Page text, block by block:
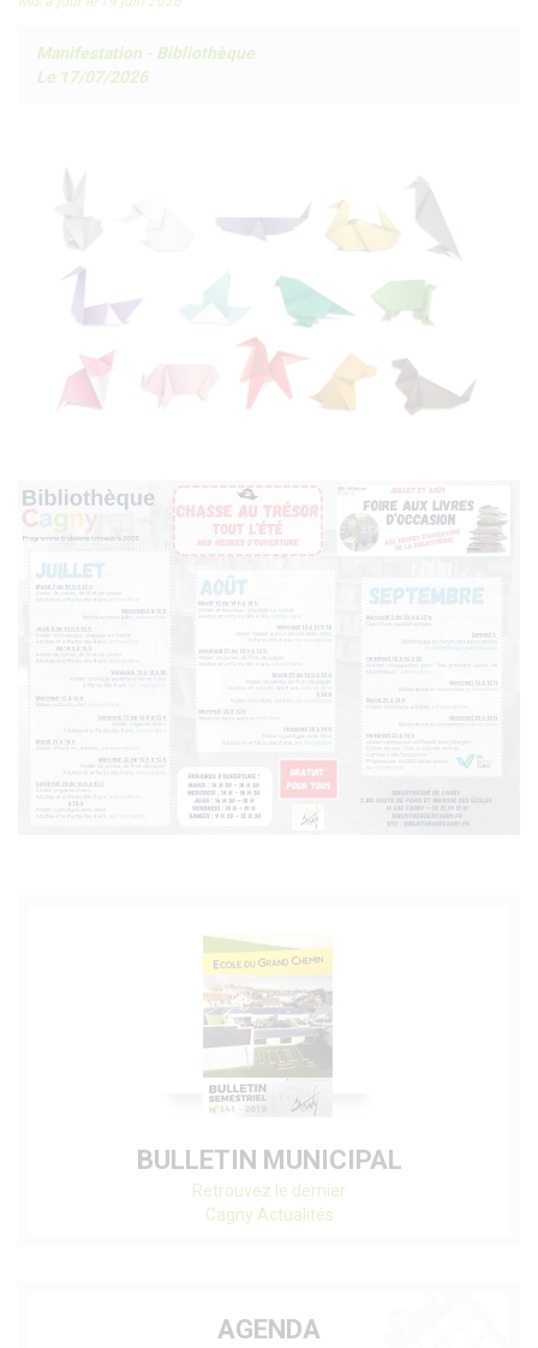
Manifestation - Bibliothèque
Le 17/07/2026
BULLETIN MUNICIPAL
Retrouvez le dernier
Cagny Actualités
AGENDA